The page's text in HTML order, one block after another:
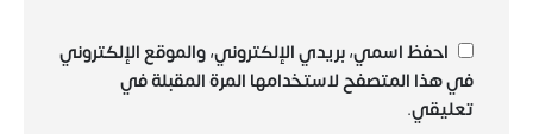
احفظ اسمي، بريدي الإلكتروني، والموقع الإلكتروني
في هذا المتصفح لاستخدامها المرة المقبلة في
تعليقي.